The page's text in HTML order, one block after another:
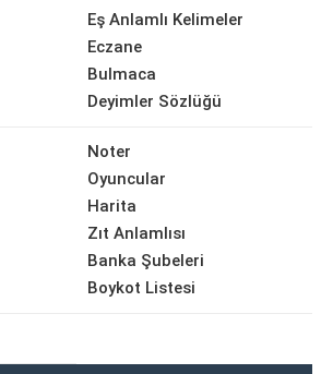
Eş Anlamlı Kelimeler
Eczane
Bulmaca
Deyimler Sözlüğü
Noter
Oyuncular
Harita
Zıt Anlamlısı
Banka Şubeleri
Boykot Listesi